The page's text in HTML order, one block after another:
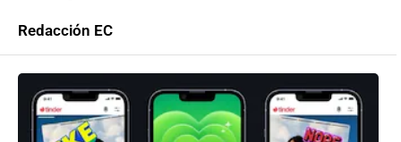
Redacción EC